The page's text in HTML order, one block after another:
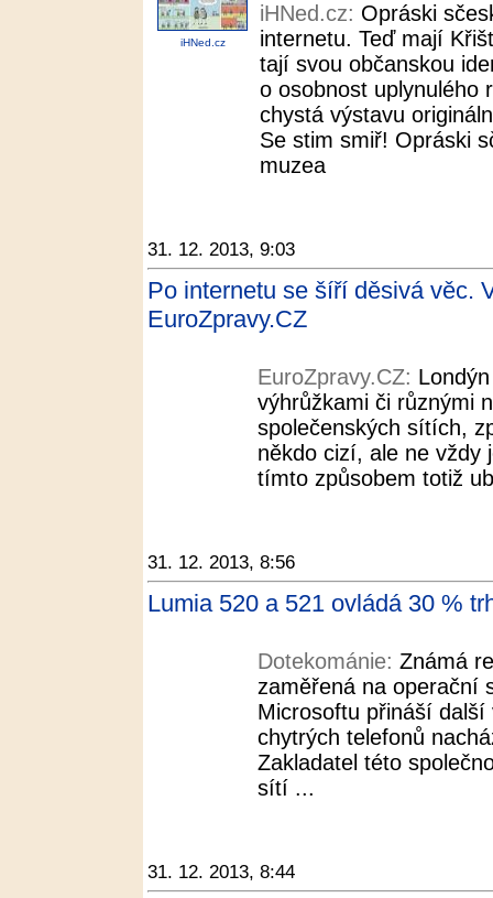
iHNed.cz
iHNed.cz: Opráski
internetu. Teď mají
tají svou občanskou
o osobnost uplynulého
chystá výstavu
Se stim smiř! Opráski
muzea
31. 12. 2013, 9:03
Po internetu se šíří děsivá věc.
EuroZpravy.CZ
EuroZpravy.CZ:
výhrůžkami či různými
společenských sítích,
někdo cizí, ale ne vždy
tímto způsobem totiž
31. 12. 2013, 8:56
Lumia 520 a 521 ovládá 30 %
Dotekománie: Známá
zaměřená na operační
Microsoftu přináší
chytrých telefonů
Zakladatel této
sítí ...
31. 12. 2013, 8:44